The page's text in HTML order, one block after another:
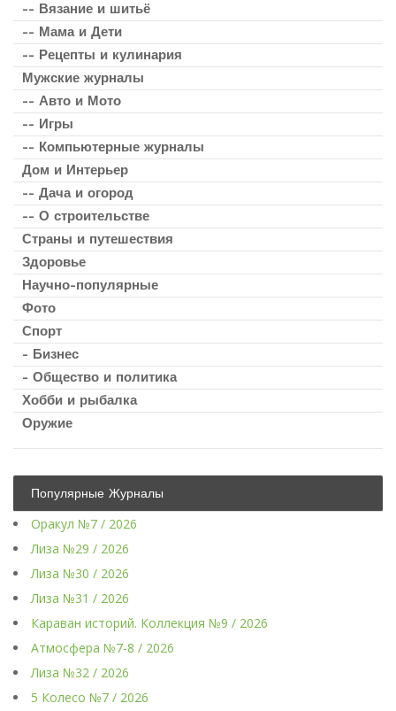
-- Вязание и шитьё
-- Мама и Дети
-- Рецепты и кулинария
Мужские журналы
-- Авто и Мото
-- Игры
-- Компьютерные журналы
Дом и Интерьер
-- Дача и огород
-- О строительстве
Страны и путешествия
Здоровье
Научно-популярные
Фото
Спорт
- Бизнес
- Общество и политика
Хобби и рыбалка
Оружие
Популярные Журналы
Оракул №7 / 2026
Лиза №29 / 2026
Лиза №30 / 2026
Лиза №31 / 2026
Караван историй. Коллекция №9 / 2026
Атмосфера №7-8 / 2026
Лиза №32 / 2026
5 Колесо №7 / 2026